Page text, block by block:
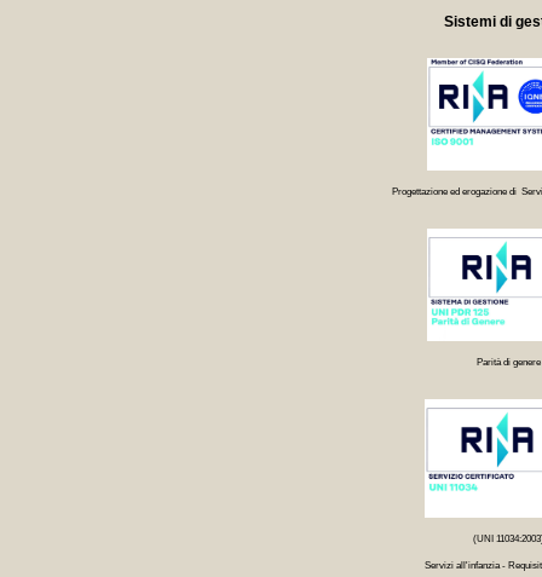
Sistemi di
Progettazione ed erogazione di
Parità di genere
(UNI
Servizi all'infanzia -